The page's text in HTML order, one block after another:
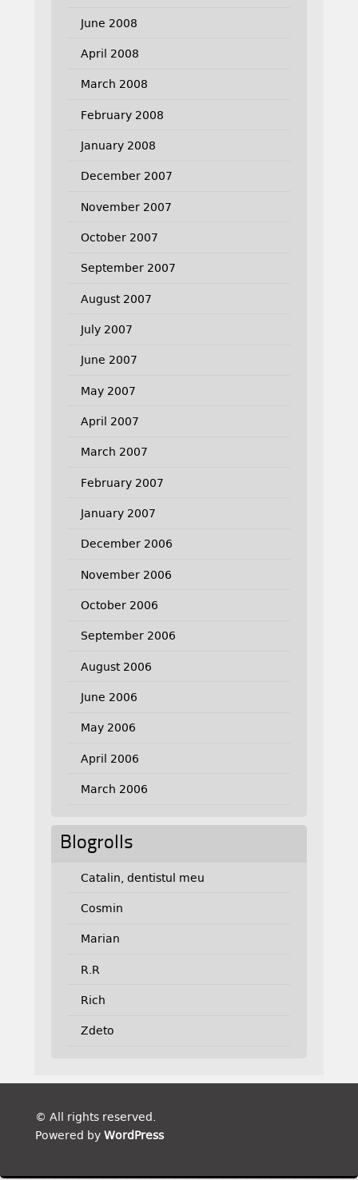
June 2008
April 2008
March 2008
February 2008
January 2008
December 2007
November 2007
October 2007
September 2007
August 2007
July 2007
June 2007
May 2007
April 2007
March 2007
February 2007
January 2007
December 2006
November 2006
October 2006
September 2006
August 2006
June 2006
May 2006
April 2006
March 2006
Blogrolls
Catalin, dentistul meu
Cosmin
Marian
R.R
Rich
Zdeto
© All rights reserved.
Powered by WordPress